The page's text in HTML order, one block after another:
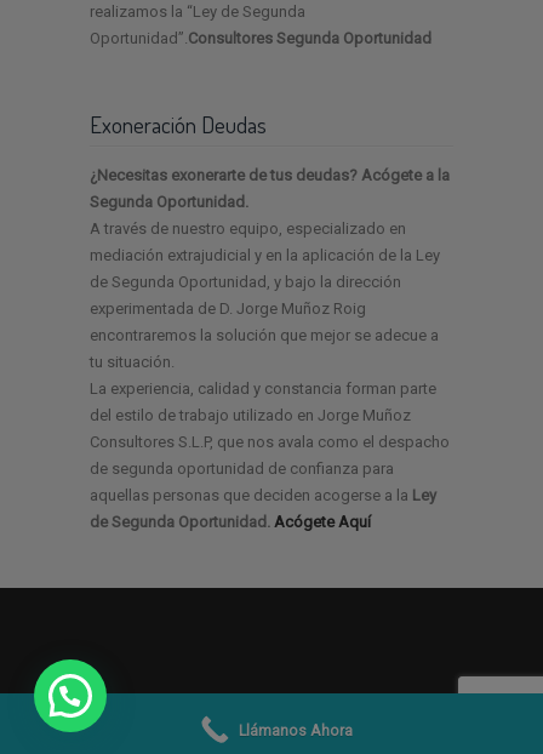
realizamos la “Ley de Segunda
Oportunidad”. Consultores Segunda Oportunidad
Exoneración Deudas
¿Necesitas exonerarte de tus deudas? Acógete a la
Segunda Oportunidad.
A través de nuestro equipo, especializado en
mediación extrajudicial y en la aplicación de la Ley
de Segunda Oportunidad, y bajo la dirección
experimentada de D. Jorge Muñoz Roig
encontraremos la solución que mejor se adecue a
tu situación.
La experiencia, calidad y constancia forman parte
del estilo de trabajo utilizado en Jorge Muñoz
Consultores S.L.P, que nos avala como el despacho
de segunda oportunidad de confianza para
aquellas personas que deciden acogerse a la Ley
de Segunda Oportunidad. Acógete Aquí
Llámanos Ahora